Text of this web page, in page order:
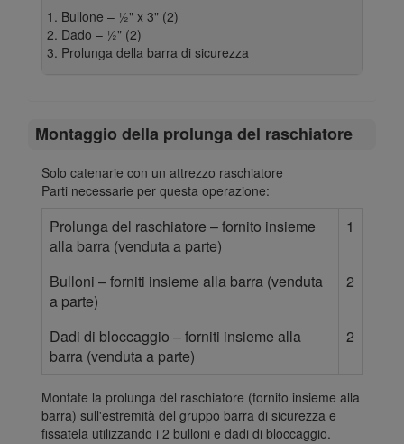
Bullone – ½" x 3" (2)
Dado – ½" (2)
Prolunga della barra di sicurezza
Montaggio della prolunga del raschiatore
Solo catenarie con un attrezzo raschiatore
Parti necessarie per questa operazione:
Prolunga del raschiatore – fornito insieme
alla barra (venduta a parte)
1
Bulloni – forniti insieme alla barra (venduta
a parte)
2
Dadi di bloccaggio – forniti insieme alla
barra (venduta a parte)
2
Montate la prolunga del raschiatore (fornito insieme alla
barra) sull'estremità del gruppo barra di sicurezza e
fissatela utilizzando i 2 bulloni e dadi di bloccaggio.